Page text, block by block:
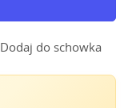
Dodaj do schowka